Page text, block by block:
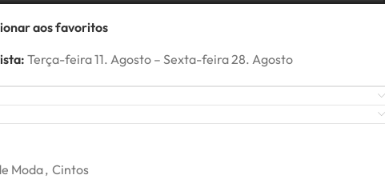
aos favoritos
Terça-feira 11. Agosto – Sexta-feira 28. Agosto
Moda, Cintos